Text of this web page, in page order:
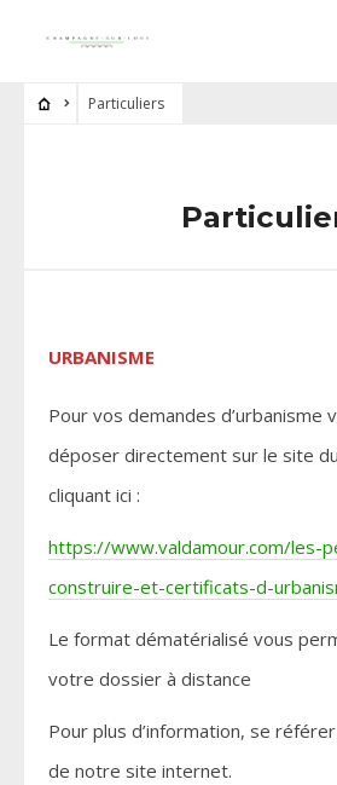
Particuliers
URBANISME
Pour vos demandes d’urbanisme
déposer directement sur le site du
cliquant ici :
https://www.valdamour.com/les-
construire-et-certificats-d-
Le format dématérialisé vous
votre dossier à distance
Pour plus d’information, se
de notre site internet.